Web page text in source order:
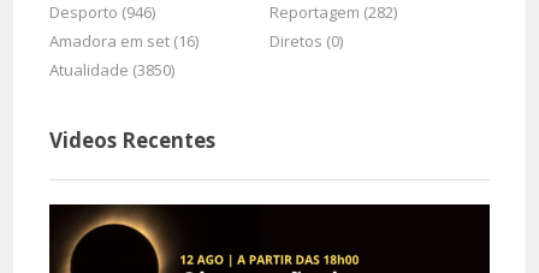
Desporto (946)
Reportagem (282)
Amadora em set (16)
Diretos (0)
Atualidade (3850)
Videos Recentes